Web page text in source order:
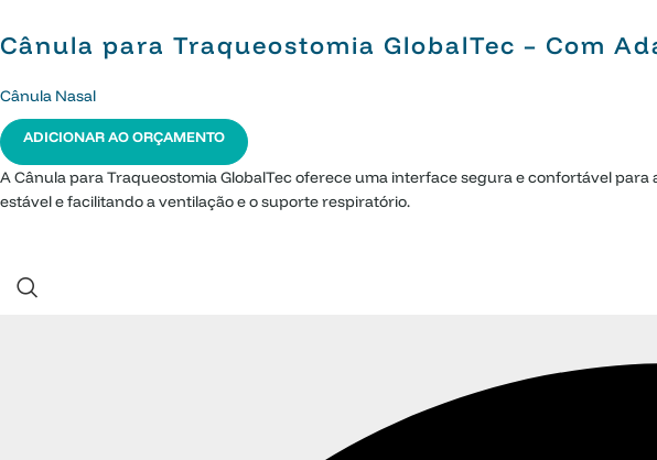
Cânula para Traqueostomia GlobalTec – Com
Cânula Nasal
ADICIONAR AO ORÇAMENTO
A Cânula para Traqueostomia GlobalTec oferece uma interface segura e confortável
estável e facilitando a ventilação e o suporte respiratório.